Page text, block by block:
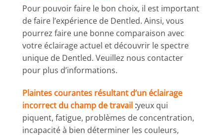
Pour pouvoir faire le bon choix, il est important
de faire l’expérience de Dentled. Ainsi, vous
pourrez faire une bonne comparaison avec
votre éclairage actuel et découvrir le spectre
unique de Dentled. Veuillez nous contacter
pour plus d’informations.
Plaintes courantes résultant d’un éclairage
incorrect du champ de travail :yeux qui
piquent, fatigue, problèmes de concentration,
incapacité à bien déterminer les couleurs,